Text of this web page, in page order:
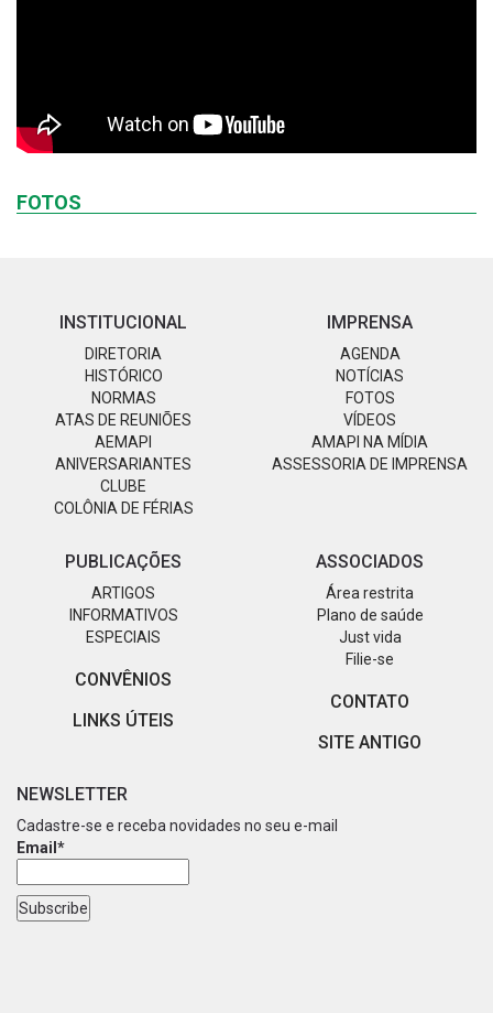
FOTOS
INSTITUCIONAL
DIRETORIA
HISTÓRICO
NORMAS
ATAS DE REUNIÕES
AEMAPI
ANIVERSARIANTES
CLUBE
COLÔNIA DE FÉRIAS
IMPRENSA
AGENDA
NOTÍCIAS
FOTOS
VÍDEOS
AMAPI NA MÍDIA
ASSESSORIA DE IMPRENSA
PUBLICAÇÕES
ARTIGOS
INFORMATIVOS
ESPECIAIS
CONVÊNIOS
LINKS ÚTEIS
ASSOCIADOS
Área restrita
Plano de saúde
Just vida
Filie-se
CONTATO
SITE ANTIGO
NEWSLETTER
Cadastre-se e receba novidades no seu e-mail
Email*